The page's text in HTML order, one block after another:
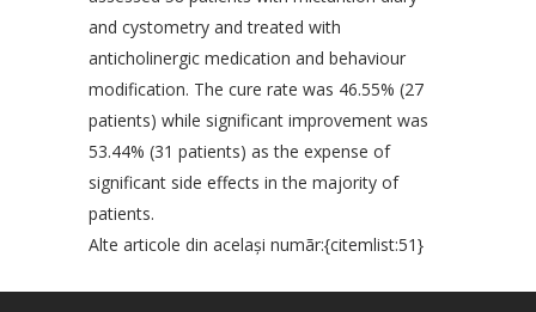
and cystometry and treated with
anticholinergic medication and behaviour
modification. The cure rate was 46.55% (27
patients) while significant improvement was
53.44% (31 patients) as the expense of
significant side effects in the majority of
patients.
Alte articole din acelaşi numãr:{citemlist:51}